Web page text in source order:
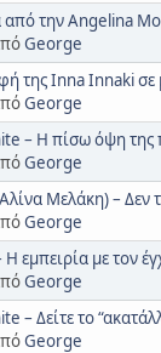
από την Angelina
George
της Inna Innaki
George
– Η πίσω όψη της
George
Μελάκη) – Δεν
George
Η εμπειρία με τον
George
– Δείτε το
George